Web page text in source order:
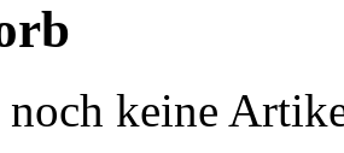
noch keine